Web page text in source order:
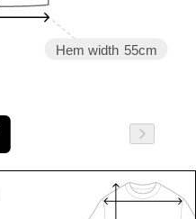
Hem width 55cm